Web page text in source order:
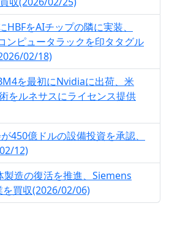
HBFをAIチップの隣に実装、
ンピュータラックを印タタグル
02/18)
を最初にNvidiaに出荷、米
をルネサスにライセンス提供
450億ドルの設備投資を承認、
12)
製造の復活を推進、Siemens
を買収(2026/02/06)